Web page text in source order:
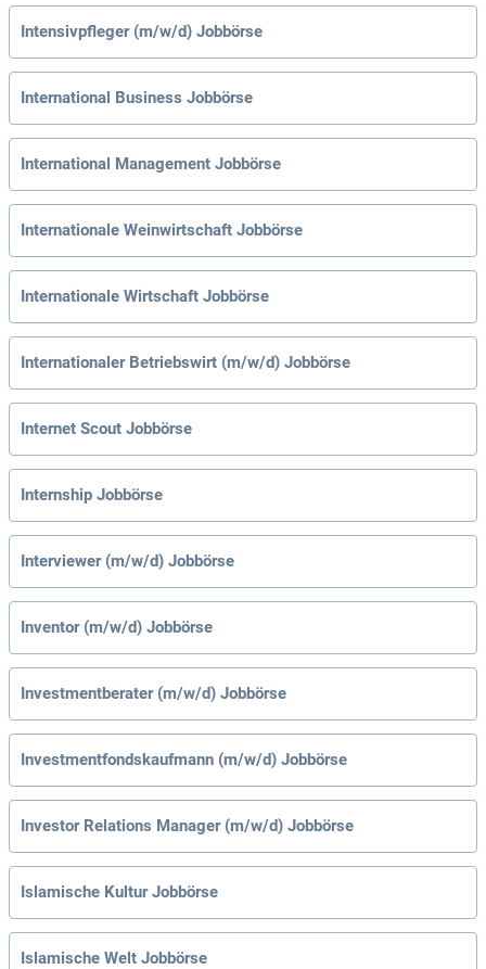
Intensivpfleger (m/w/d) Jobbörse
International Business Jobbörse
International Management Jobbörse
Internationale Weinwirtschaft Jobbörse
Internationale Wirtschaft Jobbörse
Internationaler Betriebswirt (m/w/d) Jobbörse
Internet Scout Jobbörse
Internship Jobbörse
Interviewer (m/w/d) Jobbörse
Inventor (m/w/d) Jobbörse
Investmentberater (m/w/d) Jobbörse
Investmentfondskaufmann (m/w/d) Jobbörse
Investor Relations Manager (m/w/d) Jobbörse
Islamische Kultur Jobbörse
Islamische Welt Jobbörse